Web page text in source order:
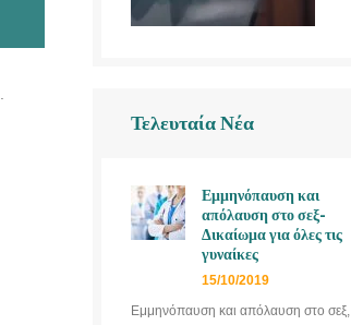
Τελευταία Νέα
Εμμηνόπαυση και
απόλαυση στο σεξ-
Δικαίωμα για όλες τις
γυναίκες
15/10/2019
Εμμηνόπαυση και απόλαυση στο σεξ,